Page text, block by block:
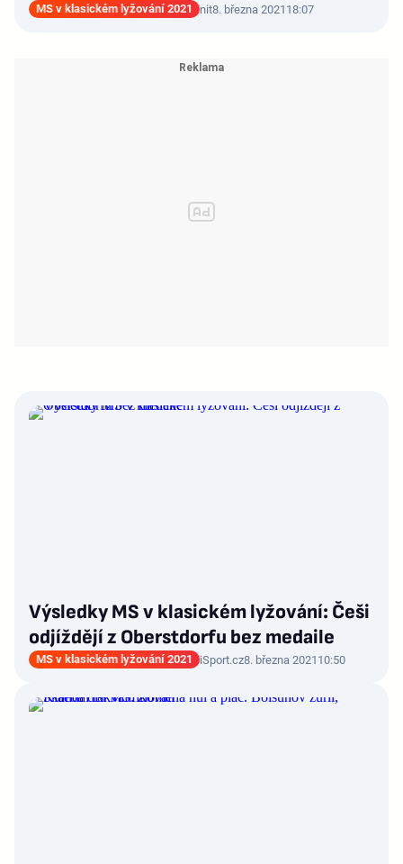
MS v klasickém lyžování 2021 nit8. března 2021 18:07
Výsledky MS v klasickém lyžování: Češi
odjíždějí z Oberstdorfu bez medaile
MS v klasickém lyžování 2021 iSport.cz8. března 2021 10:50